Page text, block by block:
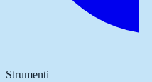
Strumenti